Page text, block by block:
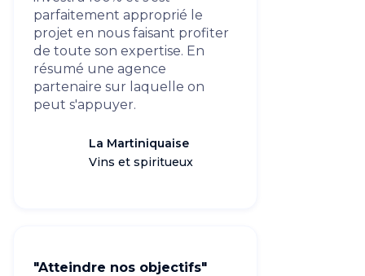
parfaitement approprié le
projet en nous faisant profiter
de toute son expertise. En
résumé une agence
partenaire sur laquelle on
peut s'appuyer.
La Martiniquaise
Vins et spiritueux
"Atteindre nos objectifs"